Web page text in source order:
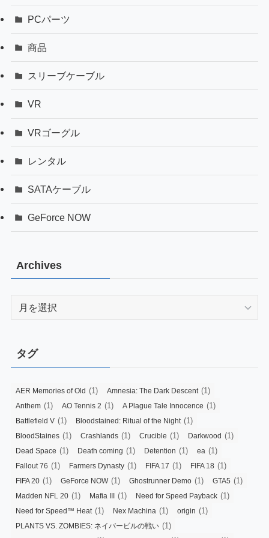
PCパーツ
商品
スリーブケーブル
VR
VRゴーグル
レンタル
SATAケーブル
GeForce NOW
Archives
Archives
タグ
AER Memories of Old (1) Amnesia: The Dark Descent(1)
Anthem (1) AO Tennis 2 (1) A Plague Tale Innocence (1)
Battlefield V (1) Bloodstained: Ritual of the Night(1)
BloodStaines (1) Crashlands (1) Crucible (1) Darkwood (1)
Dead Space (1) Death coming (1) Detention (1) ea (1)
Fallout 76 (1) Farmers Dynasty (1) FIFA 17 (1) FIFA 18 (1)
FIFA 20 (1) GeForce NOW(1) Ghostrunner Demo (1) GTA5 (1)
Madden NFL 20 (1) Mafia III (1) Need for Speed Payback (1)
Need for Speed™ Heat(1) Nex Machina (1) origin (1)
PLANTS VS. ZOMBIES: ネイバービルの戦い (1)